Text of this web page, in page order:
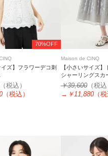
70%OFF
イズ】フラワーデコ刺
（税込）
（税込）
Maison de CINQ
【小さいサイズ
シャーリングスカ
￥39,600（税
→ ￥11,880（